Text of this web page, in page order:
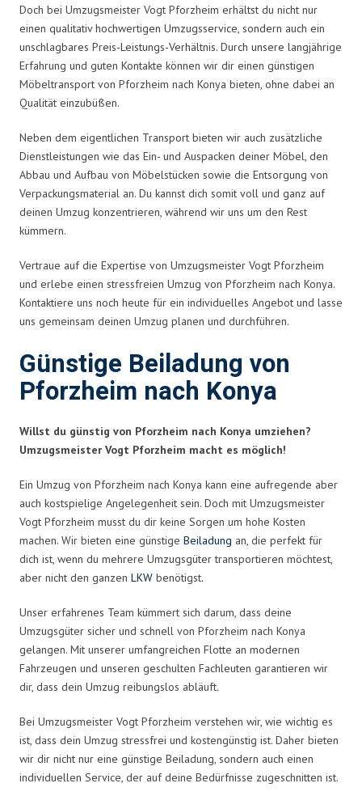
Doch bei Umzugsmeister Vogt Pforzheim erhältst du nicht nur
einen qualitativ hochwertigen Umzugsservice, sondern auch ein
unschlagbares Preis-Leistungs-Verhältnis. Durch unsere langjährige
Erfahrung und guten Kontakte können wir dir einen günstigen
Möbeltransport von Pforzheim nach Konya bieten, ohne dabei an
Qualität einzubüßen.
Neben dem eigentlichen Transport bieten wir auch zusätzliche
Dienstleistungen wie das Ein- und Auspacken deiner Möbel, den
Abbau und Aufbau von Möbelstücken sowie die Entsorgung von
Verpackungsmaterial an. Du kannst dich somit voll und ganz auf
deinen Umzug konzentrieren, während wir uns um den Rest
kümmern.
Vertraue auf die Expertise von Umzugsmeister Vogt Pforzheim
und erlebe einen stressfreien Umzug von Pforzheim nach Konya.
Kontaktiere uns noch heute für ein individuelles Angebot und lasse
uns gemeinsam deinen Umzug planen und durchführen.
Günstige Beiladung von
Pforzheim nach Konya
Willst du günstig von Pforzheim nach Konya umziehen?
Umzugsmeister Vogt Pforzheim macht es möglich!
Ein Umzug von Pforzheim nach Konya kann eine aufregende aber
auch kostspielige Angelegenheit sein. Doch mit Umzugsmeister
Vogt Pforzheim musst du dir keine Sorgen um hohe Kosten
machen. Wir bieten eine günstige Beiladung an, die perfekt für
dich ist, wenn du mehrere Umzugsgüter transportieren möchtest,
aber nicht den ganzen LKW benötigst.
Unser erfahrenes Team kümmert sich darum, dass deine
Umzugsgüter sicher und schnell von Pforzheim nach Konya
gelangen. Mit unserer umfangreichen Flotte an modernen
Fahrzeugen und unseren geschulten Fachleuten garantieren wir
dir, dass dein Umzug reibungslos abläuft.
Bei Umzugsmeister Vogt Pforzheim verstehen wir, wie wichtig es
ist, dass dein Umzug stressfrei und kostengünstig ist. Daher bieten
wir dir nicht nur eine günstige Beiladung, sondern auch einen
individuellen Service, der auf deine Bedürfnisse zugeschnitten ist.